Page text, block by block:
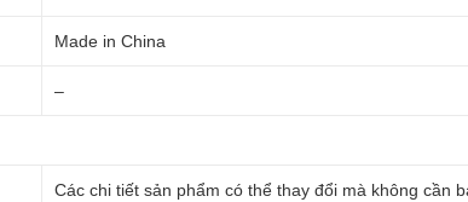
Made in China
–
Các chi tiết sản phẩm có thể thay đổi mà không cần